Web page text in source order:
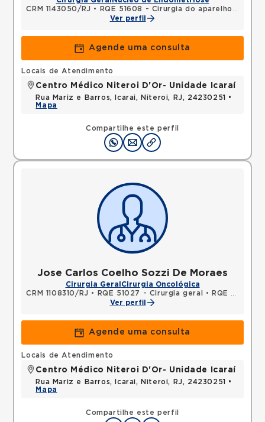
CRM 1143050/RJ •
RQE 51608 - Cirurgia do aparelho digestivo
Ver perfil
Agende uma consulta
Compartilhe este perfil
Locais de Atendimento
Centro Médico Niteroi D'Or- Unidade Icaraí
Rua Mariz e Barros, Icarai, Niteroi, RJ, 24230251 •
Mapa
Jose Carlos Coelho Sozzi De Moraes
Cirurgia Geral Cirurgia Oncológica
CRM 1108310/RJ • RQE 51027 - Cirurgia geral •
RQE 51028 - Cirurgia oncológica
Ver perfil
Agende uma consulta
Compartilhe este perfil
Locais de Atendimento
Centro Médico Niteroi D'Or- Unidade Icaraí
Rua Mariz e Barros, Icarai, Niteroi, RJ, 24230251 •
Mapa